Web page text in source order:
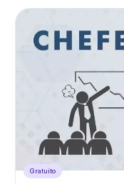
Gratuíto